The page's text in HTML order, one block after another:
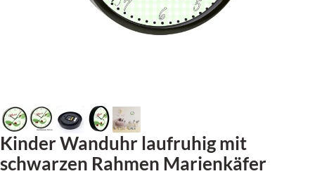
Kinder Wanduhr laufruhig mit
schwarzen Rahmen Marienkäfer